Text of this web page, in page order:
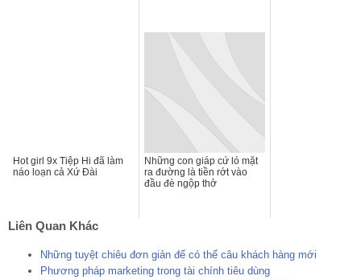
Hot girl 9x Tiệp Hi đã làm
náo loạn cả Xứ Đài
Những con giáp cứ ló mặt
ra đường là tiền rớt vào
đầu đè ngộp thở
Liên Quan Khác
Những tuyệt chiêu đơn giản để có thể câu khách hàng mới
Phương pháp marketing trong tài chính tiêu dùng